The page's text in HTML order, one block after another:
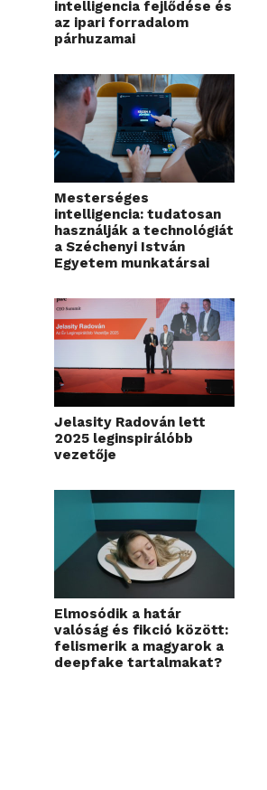
intelligencia fejlődése és
az ipari forradalom
párhuzamai
Mesterséges
intelligencia: tudatosan
használják a technológiát
a Széchenyi István
Egyetem munkatársai
Jelasity Radován lett
2025 leginspirálóbb
vezetője
Elmosódik a határ
valóság és fikció között:
felismerik a magyarok a
deepfake tartalmakat?